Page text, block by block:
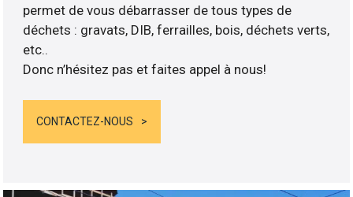
permet de vous débarrasser de tous types de
déchets : gravats, DIB, ferrailles, bois, déchets verts,
etc..
Donc n’hésitez pas et faites appel à nous!
CONTACTEZ-NOUS